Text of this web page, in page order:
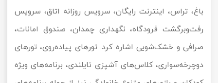
باغ، تراس، اینترنت رایگان، سرویس روزانه اتاق، سرویس
رفت‌وبرگشت فرودگاه، نگهداری چمدان، صندوق امانات،
صرافی و خشک‌شویی اشاره کرد. تورهای پیاده‌روی، تورهای
دوچرخه‌سواری، کلاس‌های آشپزی تایلندی، برنامه‌های ویژه